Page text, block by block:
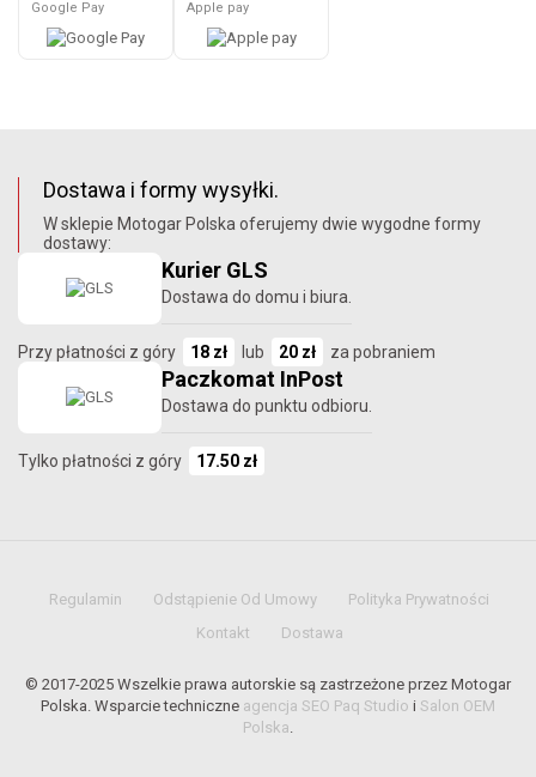
Google Pay Apple pay
Dostawa i formy wysyłki.
W sklepie Motogar Polska oferujemy dwie wygodne formy
dostawy:
Kurier GLS
Dostawa do domu i biura.
Przy płatności z góry 18 zł lub 20 zł za pobraniem
Paczkomat InPost
Dostawa do punktu odbioru.
Tylko płatności z góry 17.50 zł
Regulamin Odstąpienie Od Umowy
Polityka Prywatności
Kontakt
Dostawa
© 2017-2025 Wszelkie prawa autorskie są zastrzeżone przez Motogar
Polska. Wsparcie techniczne agencja SEO Paq Studio i Salon OEM
Polska